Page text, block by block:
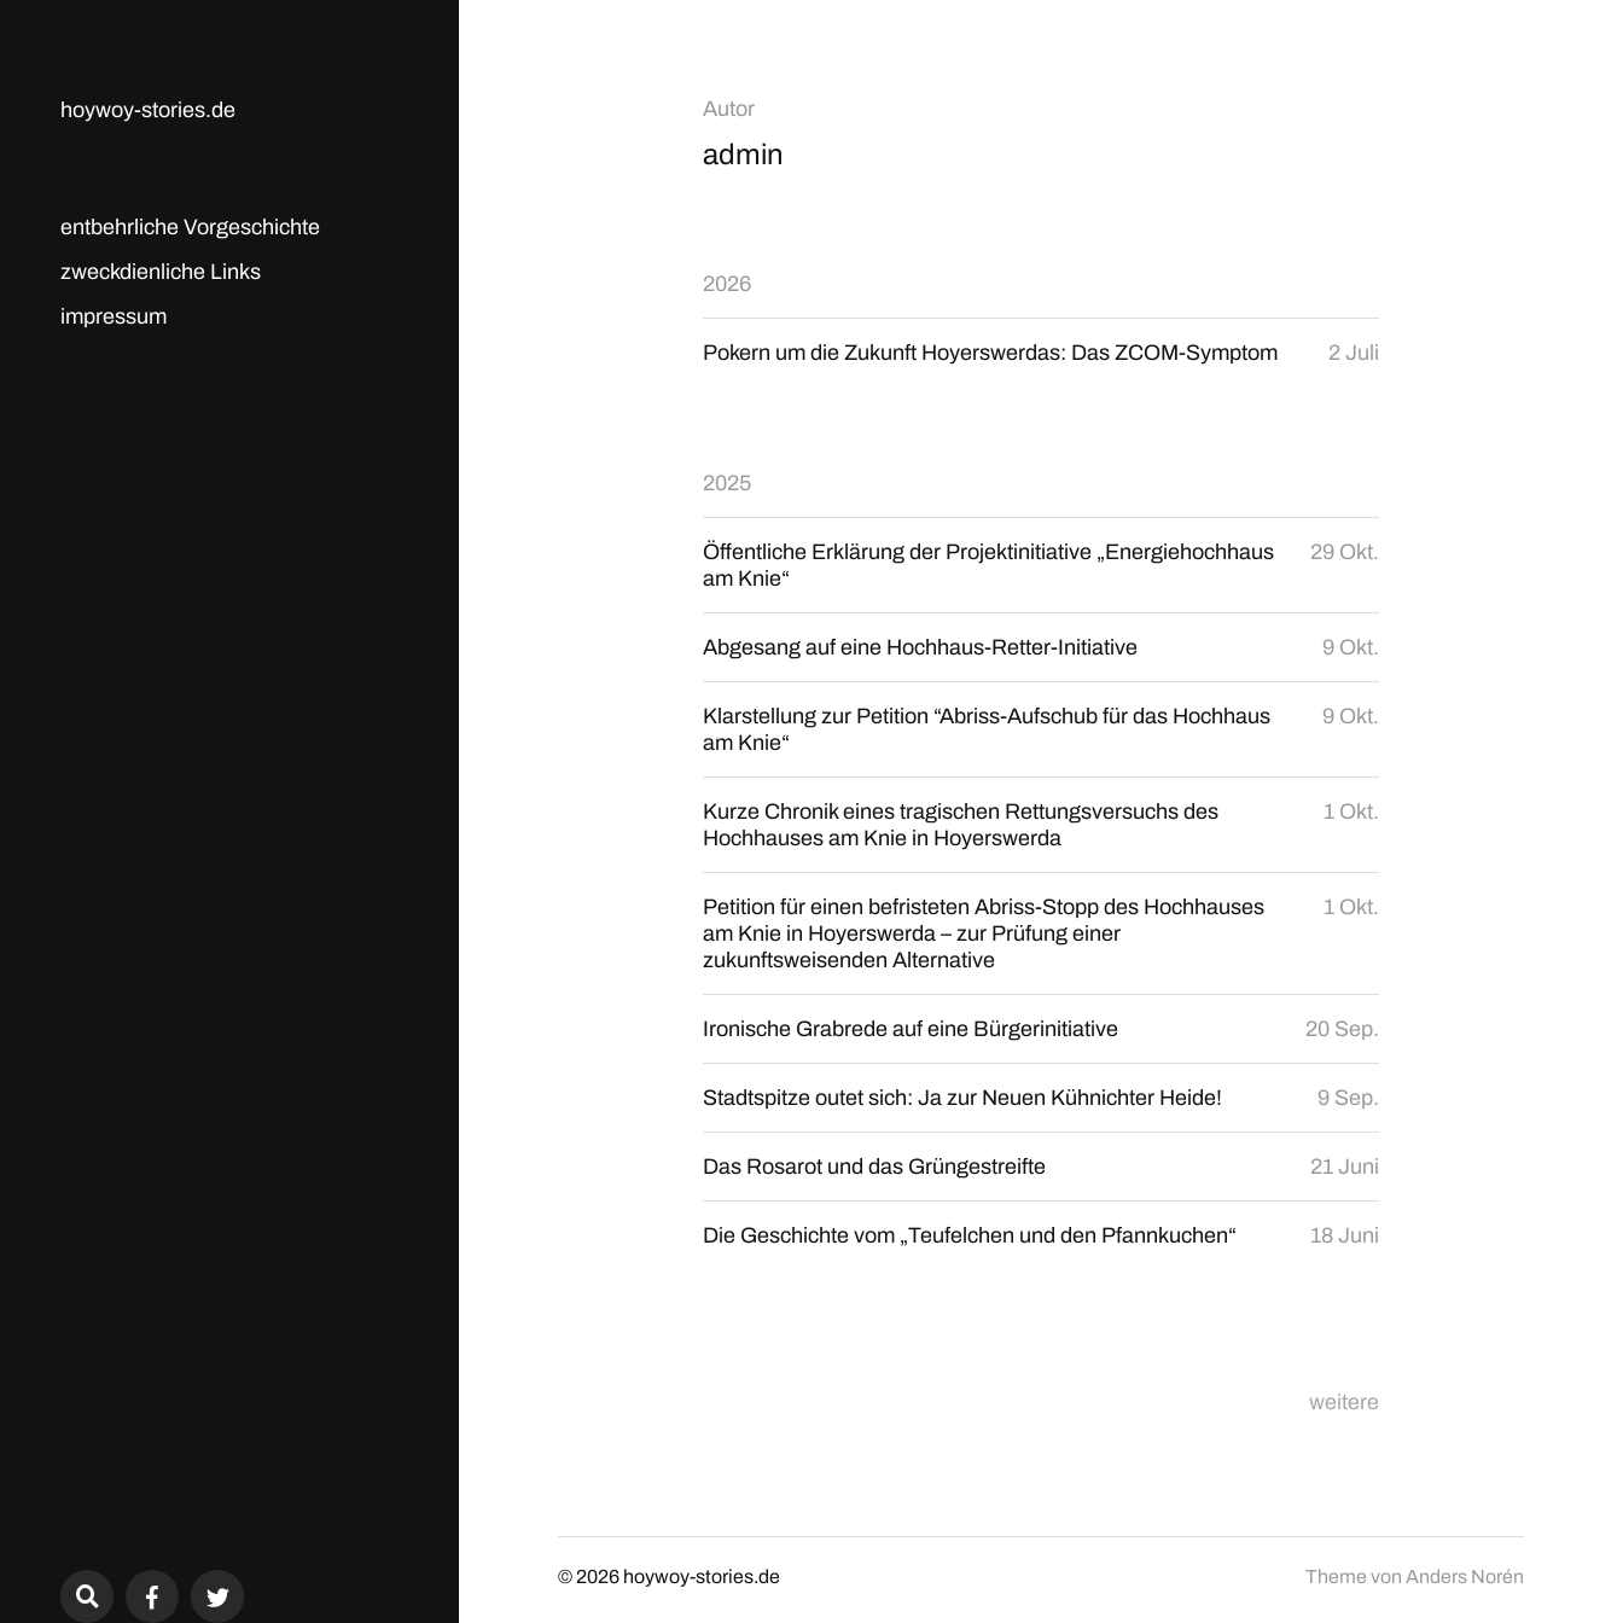
hoywoy-stories.de
entbehrliche Vorgeschichte
zweckdienliche Links
impressum
Autor
admin
2026
Pokern um die Zukunft Hoyerswerdas: Das ZCOM-Symptom 2 Juli
2025
Öffentliche Erklärung der Projektinitiative „Energiehochhaus
am Knie“
29 Okt.
Abgesang auf eine Hochhaus-Retter-Initiative 9 Okt.
Klarstellung zur Petition “Abriss-Aufschub für das Hochhaus
am Knie“
9 Okt.
Kurze Chronik eines tragischen Rettungsversuchs des
Hochhauses am Knie in Hoyerswerda
1 Okt.
Petition für einen befristeten Abriss-Stopp des Hochhauses
am Knie in Hoyerswerda – zur Prüfung einer
zukunftsweisenden Alternative
1 Okt.
Ironische Grabrede auf eine Bürgerinitiative 20 Sep.
Stadtspitze outet sich: Ja zur Neuen Kühnichter Heide! 9 Sep.
Das Rosarot und das Grüngestreifte 21 Juni
Die Geschichte vom „Teufelchen und den Pfannkuchen“ 18 Juni
weitere
© 2026 hoywoy-stories.de Theme von Anders Norén